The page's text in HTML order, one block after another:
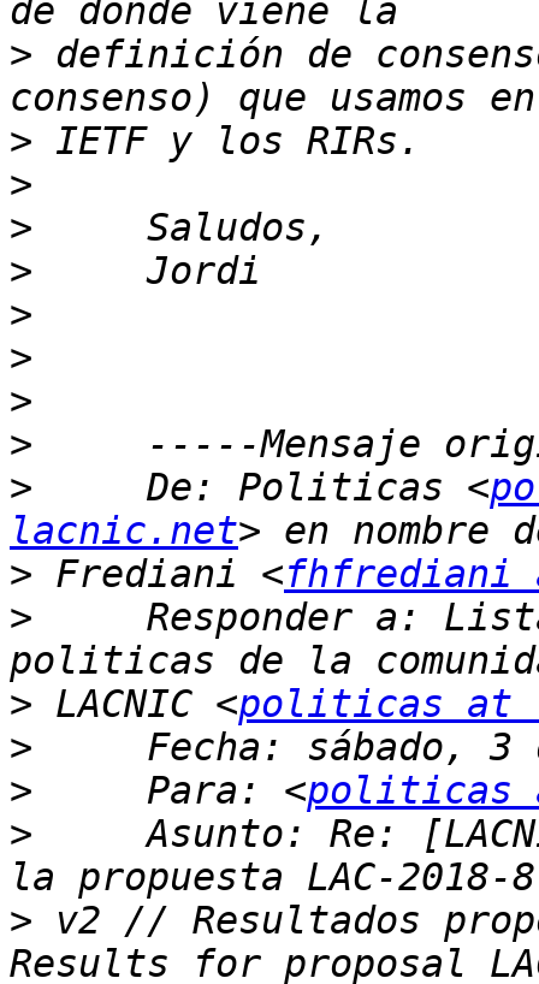
> definición de
>
>
>
>
>
>
>
>
>
     De: Politicas <
lacnic.net
> Frediani <fhfrediani
>
Responder a:
> LACNIC <politicas at
>
>
     Para: <
politicas
>
Asunto: Re:
> v2 // Resultados